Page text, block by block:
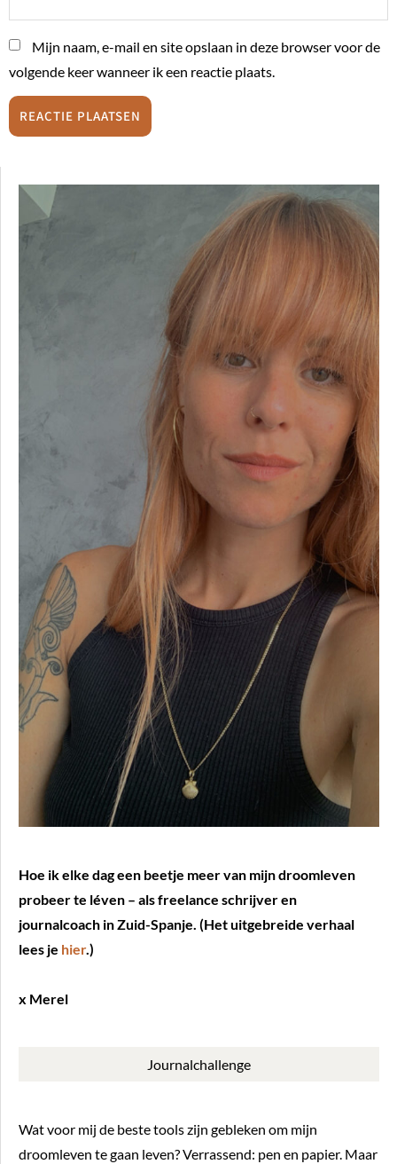
Mijn naam, e-mail en site opslaan in deze browser voor de
volgende keer wanneer ik een reactie plaats.
Hoe ik elke dag een beetje meer van mijn droomleven
probeer te léven – als freelance schrijver en
journalcoach in Zuid-Spanje. (Het uitgebreide verhaal
lees je hier.)
x Merel
Journalchallenge
Wat voor mij de beste tools zijn gebleken om mijn
droomleven te gaan leven? Verrassend: pen en papier. Maar